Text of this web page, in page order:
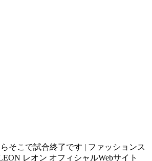
そこで試合終了です | ファッションス
レオン オフィシャルWebサイト